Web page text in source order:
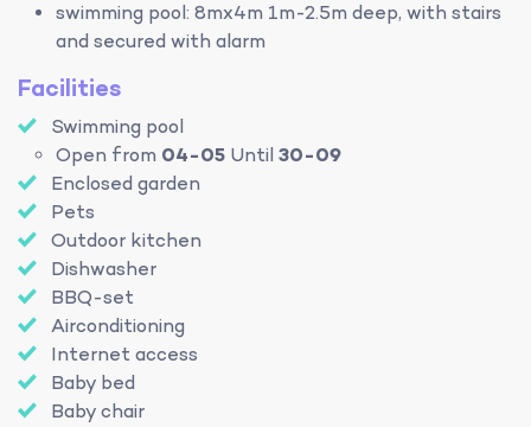
swimming pool: 8mx4m 1m-2.5m deep, with stairs
and secured with alarm
Facilities
Swimming pool
Open from 04-05 Until 30-09
Enclosed garden
Pets
Outdoor kitchen
Dishwasher
BBQ-set
Airconditioning
Internet access
Baby bed
Baby chair